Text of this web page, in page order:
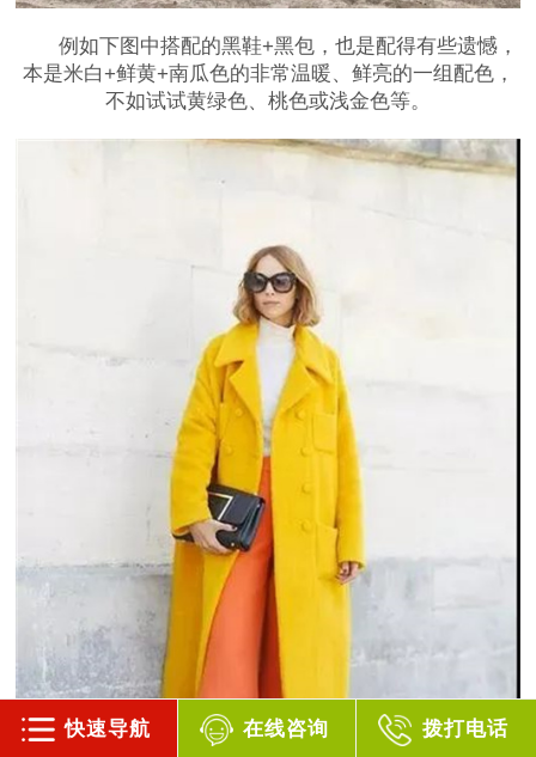
例如下图中搭配的黑鞋+黑包，也是配得有些遗憾，
本是米白+鲜黄+南瓜色的非常温暖、鲜亮的一组配色，
不如试试黄绿色、桃色或浅金色等。
快速导航 在线咨询 拨打电话